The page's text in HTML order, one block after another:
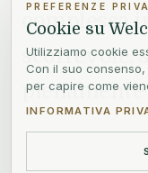
complessa
scorrevole,
PREFERENZE
Cookie su
Utilizziamo cookie
Con il suo
per capire come
INFORMATIVA